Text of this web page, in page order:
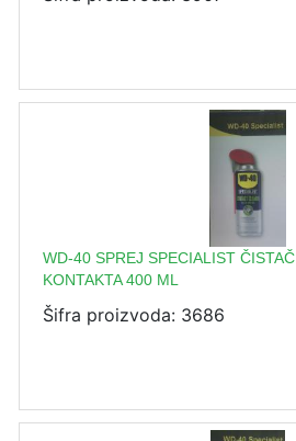
WD-40 SPREJ SPECIALIST
KONTAKTA 400 ML
Šifra proizvoda: 3686